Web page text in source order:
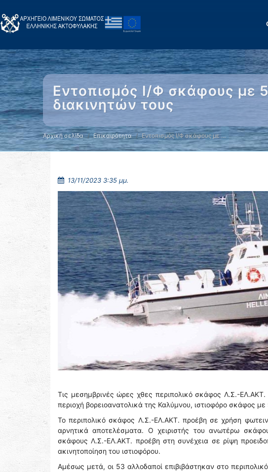
Εντοπισμός Ι/Φ σκάφους με
διακινητών τους
Αρχική σελίδα Επικαιρότητα Εντοπισμός Ι/Φ σκάφους με …
13/11/2023 3:35 μμ.
Τις μεσημβρινές ώρες χθες περιπολικό σκάφος Λ.Σ.-
περιοχή βορειοανατολικά της Καλύμνου, ιστιοφόρο σκάφος με
Το περιπολικό σκάφος Λ.Σ.-ΕΛ.ΑΚΤ. προέβη σε χρήση
αρνητικά αποτελέσματα. O χειριστής του ανωτέρω
σκάφους Λ.Σ.-ΕΛ.ΑΚΤ. προέβη στη συνέχεια σε ρίψη
ακινητοποίηση του ιστιοφόρου.
Αμέσως μετά, οι 53 αλλοδαποί επιβιβάστηκαν στο